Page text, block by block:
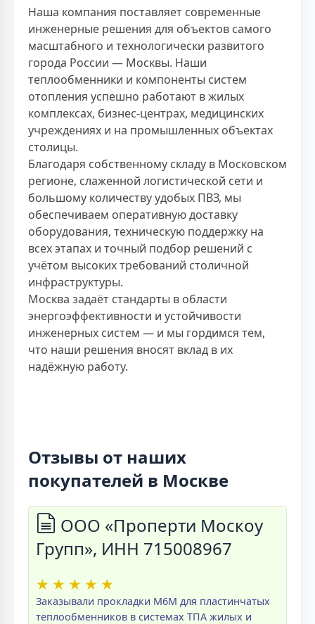
Наша компания поставляет современные
инженерные решения для объектов самого
масштабного и технологически развитого
города России — Москвы. Наши
теплообменники и компоненты систем
отопления успешно работают в жилых
комплексах, бизнес-центрах, медицинских
учреждениях и на промышленных объектах
столицы.
Благодаря собственному складу в Московском
регионе, слаженной логистической сети и
большому количеству удобых ПВЗ, мы
обеспечиваем оперативную доставку
оборудования, техническую поддержку на
всех этапах и точный подбор решений с
учётом высоких требований столичной
инфраструктуры.
Москва задаёт стандарты в области
энергоэффективности и устойчивости
инженерных систем — и мы гордимся тем,
что наши решения вносят вклад в их
надёжную работу.
Отзывы от наших
покупателей в Москве
ООО «Проперти Москоу
Групп», ИНН 715008967
★ ★ ★ ★ ★
Заказывали прокладки M6M для пластинчатых
теплообменников в системах ТПА жилых и